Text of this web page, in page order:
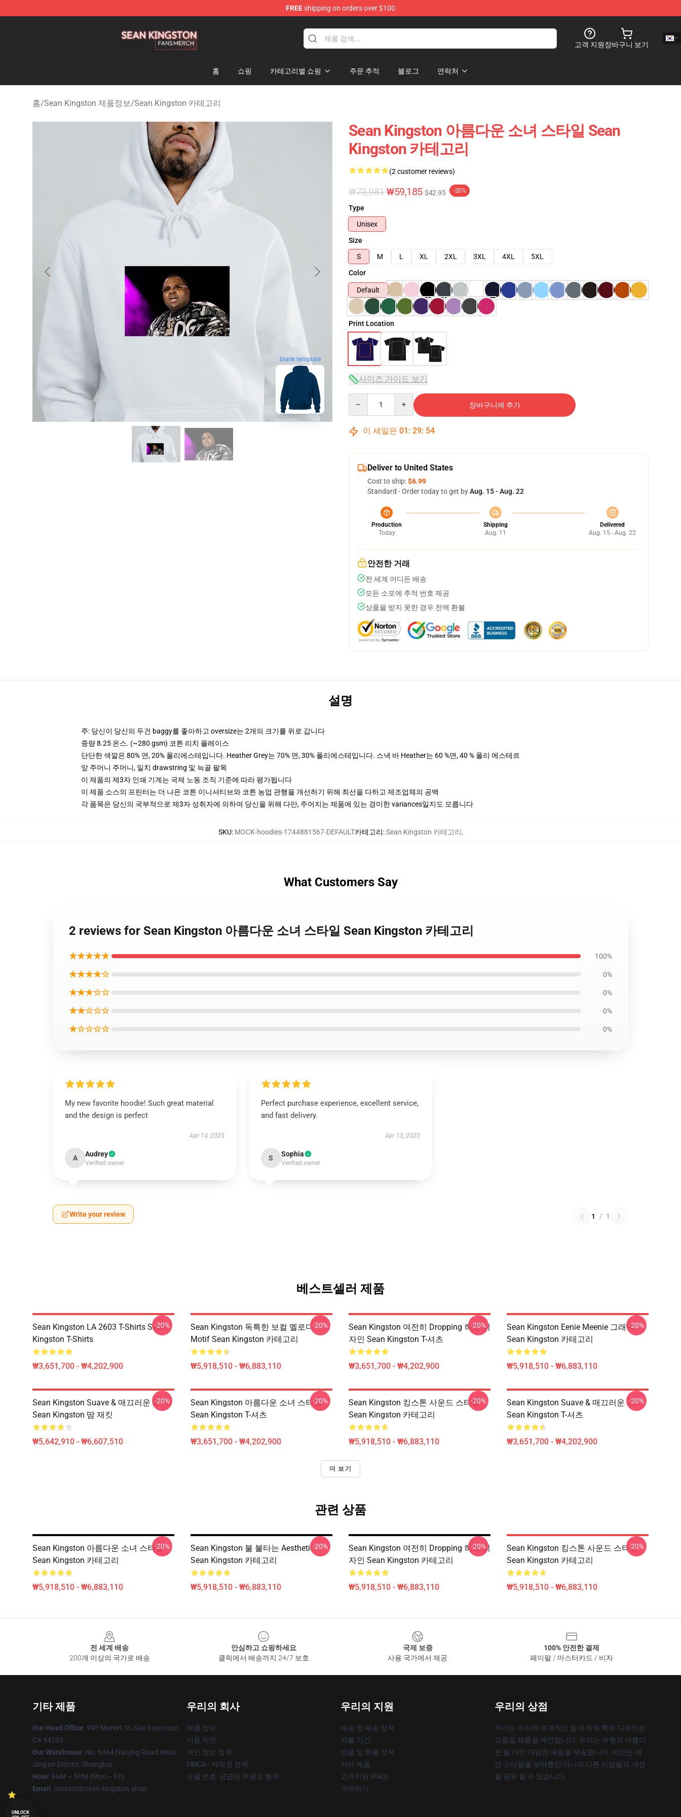
FREEshipping on orders over $100
고객 지원장바구니 보기
홈 쇼핑 카테고리별 쇼핑 주문 추적 블로그 연락처
홈/Sean Kingston 제품정보/Sean Kingston 카테고리
blank template
Sean Kingston 아름다운 소녀 스타일 Sean
Kingston 카테고리
(2 customer reviews)
₩73,981 ₩59,185 $42.95 -20%
Type
Unisex
Size
S
M L XL 2XL 3XL 4XL
5XL
Color
Default
Print Location
사이즈 가이드 보기
장바구니에 추가
이 세일은 01 : 29: 53
Deliver to United States
Cost to ship:$6.99
Standard - Order today to get byAug. 15 - Aug. 22
Production
Today
Shipping
Aug. 11
Delivered
Aug. 15 - Aug. 22
안전한 거래
전 세계 어디든 배송
모든 소포에 추적 번호 제공
상품을 받지 못한 경우 전액 환불
설명
주: 당신이 당신의 두건 baggy를 좋아하고 oversize는 2개의 크기를 위로 갑니다
중량 8.25 온스. (~280 gsm) 코튼 리치 플레이스
단단한 색깔은 80% 면, 20% 폴리에스테입니다. Heather Grey는 70% 면, 30% 폴리에스테입니다. 스낵 바 Heather는 60 %면, 40 % 폴리 에스테르
앞 주머니 주머니, 일치 drawstring 및 늑골 팔목
이 제품의 제3자 인쇄 기계는 국제 노동 조직 기준에 따라 평가됩니다
이 제품 소스의 프린터는 더 나은 코튼 이니셔티브와 코튼 농업 관행을 개선하기 위해 최선을 다하고 제조업체의 공백
각 품목은 당신의 국부적으로 제3자 성취자에 의하여 당신을 위해 다만, 주어지는 제품에 있는 경미한 variances일지도 모릅니다
SKU: MOCK-hoodies-1744881567-DEFAULT카테고리:Sean Kingston 카테고리,
What Customers Say
2 reviews for Sean Kingston 아름다운 소녀 스타일 Sean Kingston 카테고리
★★★★★ 100%
★★★★☆ 0%
★★★☆☆ 0%
★★☆☆☆ 0%
★☆☆☆☆ 0%
My new favorite hoodie! Such great material
and the design is perfect
Apr 14, 2025
A Audrey
Verified owner
Perfect purchase experience, excellent service,
and fast delivery.
Apr 13, 2025
S Sophia
Verified owner
Write your review 1 / 1
베스트셀러 제품
Sean Kingston LA 2603 T-Shirts Sean
Kingston T-Shirts
₩3,651,700 - ₩4,202,900
-20%
Sean Kingston 독특한 보컬 멜로디
Motif Sean Kingston 카테고리
₩5,918,510 - ₩6,883,110
-20%
Sean Kingston 여전히 Dropping 히트 디
자인 Sean Kingston T-셔츠
₩3,651,700 - ₩4,202,900
-20%
Sean Kingston Eenie Meenie 그래픽
Sean Kingston 카테고리
₩5,918,510 - ₩6,883,110
-20%
Sean Kingston Suave & 매끄러운 보기
Sean Kingston 땀 재킷
₩5,642,910 - ₩6,607,510
-20%
Sean Kingston 아름다운 소녀 스타일
Sean Kingston T-셔츠
₩3,651,700 - ₩4,202,900
-20%
Sean Kingston 킹스톤 사운드 스타일
Sean Kingston 카테고리
₩5,918,510 - ₩6,883,110
-20%
Sean Kingston Suave & 매끄러운 보기
Sean Kingston T-셔츠
₩3,651,700 - ₩4,202,900
-20%
더 보기
관련 상품
Sean Kingston 아름다운 소녀 스타일
Sean Kingston 카테고리
₩5,918,510 - ₩6,883,110
-20%
Sean Kingston 불 불타는 Aesthetic
Sean Kingston 카테고리
₩5,918,510 - ₩6,883,110
-20%
Sean Kingston 여전히 Dropping 히트 디
자인 Sean Kingston 카테고리
₩5,918,510 - ₩6,883,110
-20%
Sean Kingston 킹스톤 사운드 스타일
Sean Kingston 카테고리
₩5,918,510 - ₩6,883,110
-20%
전 세계 배송
200개 이상의 국가로 배송
안심하고 쇼핑하세요
클릭에서 배송까지 24/7 보호
국제 보증
사용 국가에서 제공
100% 안전한 결제
페이팔 / 마스터카드 / 비자
기타 제품
Our Head Office: 995 Market St, San Francisco,
CA 94103
Our Warehouse: No. 6464 Nanjing Road West,
Jing'an District, Shanghai
Hour: 9AM – 5PM (Mon – Fri)
Email : contact@sean-kingston.shop
우리의 회사
제품 정보
이용 약관
개인 정보 정책
DMCA - 저작권 정책
모델 번호: 공급망 투명성 행위
우리의 지원
배송 및 배송 정책
지불 기간
반품 및 환불 정책
기타 제품
고객지원 (FAQ)
구매하기
우리의 상점
우리는 우리의 세계적인 팀에 의해 특히 디자인된
고품질 제품을 제안합니다. 우리는 유행과 아름다
운 둘 다인 다양한 제품을 제공합니다. 이것은 개
인 스타일을 보여뿐만 아니라 다른 사람들과 개성
을 공유 할 수 있습니다.
UNLOCK